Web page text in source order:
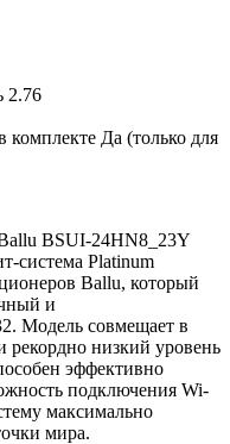
2.76
комплекте Да (только для
BSUI-24HN8_23Y
система Platinum
Ballu, который
и
Модель совмещает в
рекордно низкий уровень
эффективно
подключения Wi-
максимально
мира.